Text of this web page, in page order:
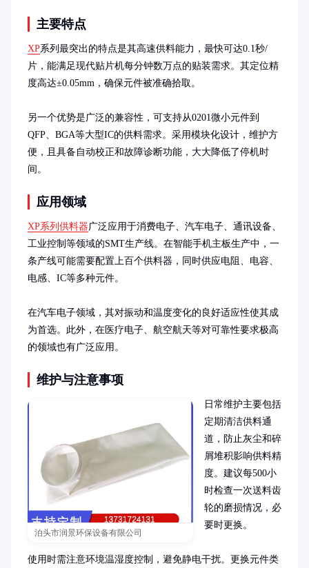
主要特点
XP系列最突出的特点是其高速供料能力，最快可达0.1秒/
片，能满足现代贴片机每分钟数万点的贴装需求。其定位精
度高达±0.05mm，确保元件被准确拾取。
另一个优势是广泛的兼容性，可支持从0201微小元件到
QFP、BGA等大型IC的供料需求。采用模块化设计，维护方
便，且具备自动校正和故障诊断功能，大大降低了停机时
间。
应用领域
XP系列供料器广泛应用于消费电子、汽车电子、通讯设备、
工业控制等领域的SMT生产线。在智能手机主板生产中，一
条产线可能需要配置上百个供料器，同时供应电阻、电容、
电感、IC等多种元件。
在汽车电子领域，其对振动和温度变化的良好适应性使其成
为首选。此外，在医疗电子、航空航天等对可靠性要求极高
的领域也有广泛应用。
维护与注意事项
泊头市润景环保设备有限公司
日常维护主要包括
定期清洁供料通
道，防止灰尘和碎
屑堆积影响供料精
度。建议每500小
时检查一次送料齿
轮的磨损情况，必
要时更换。
使用时需注意环境温湿度控制，避免静电干扰。更换元件类